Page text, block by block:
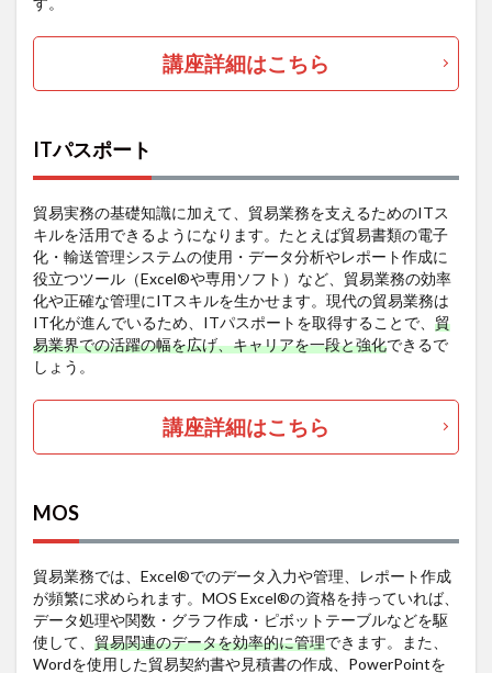
講座詳細はこちら
ITパスポート
貿易実務の基礎知識に加えて、貿易業務を支えるためのITス
キルを活用できるようになります。たとえば貿易書類の電子
化・輸送管理システムの使用・データ分析やレポート作成に
役立つツール（Excel®や専用ソフト）など、貿易業務の効率
化や正確な管理にITスキルを生かせます。現代の貿易業務は
IT化が進んでいるため、ITパスポートを取得することで、 貿
易業界での活躍の幅を広げ、キャリアを一段と強化できるで
しょう。
講座詳細はこちら
MOS
貿易業務では、Excel®でのデータ入力や管理、レポート作成
が頻繁に求められます。MOS Excel®の資格を持っていれば、
データ処理や関数・グラフ作成・ピボットテーブルなどを駆
使して、 貿易関連のデータを効率的に管理できます。また、
Wordを使用した貿易契約書や見積書の作成、PowerPointを